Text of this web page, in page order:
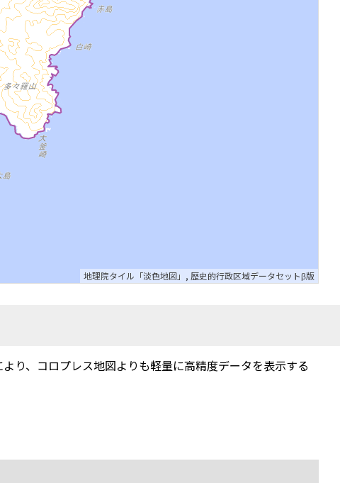
地理院タイル「淡色地図」 , 歴史的行政区域データセットβ版
り、コロプレス地図よりも軽量に高精度データを表示する